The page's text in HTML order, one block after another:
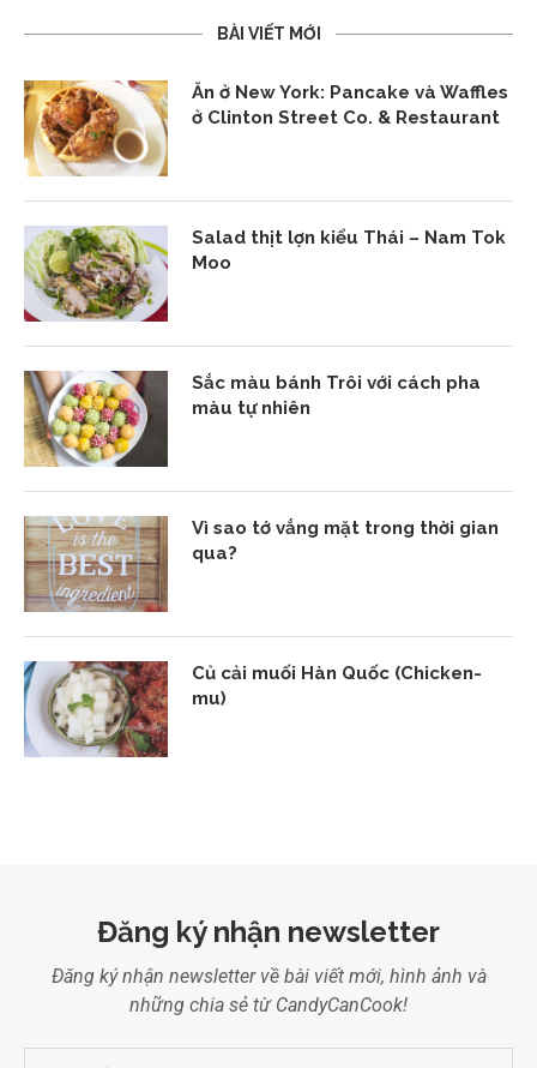
BÀI VIẾT MỚI
Ăn ở New York: Pancake và Waffles
ở Clinton Street Co. & Restaurant
Salad thịt lợn kiểu Thái – Nam Tok
Moo
Sắc màu bánh Trôi với cách pha
màu tự nhiên
Vì sao tớ vắng mặt trong thời gian
qua?
Củ cải muối Hàn Quốc (Chicken-
mu)
Đăng ký nhận newsletter
Đăng ký nhận newsletter về bài viết mới, hình ảnh và
những chia sẻ từ CandyCanCook!